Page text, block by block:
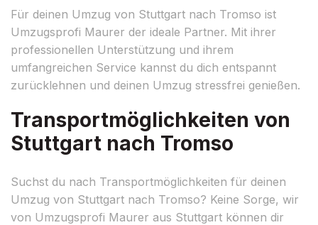
Für deinen Umzug von Stuttgart nach Tromso ist
Umzugsprofi Maurer der ideale Partner. Mit ihrer
professionellen Unterstützung und ihrem
umfangreichen Service kannst du dich entspannt
zurücklehnen und deinen Umzug stressfrei genießen.
Transportmöglichkeiten von
Stuttgart nach Tromso
Suchst du nach Transportmöglichkeiten für deinen
Umzug von Stuttgart nach Tromso? Keine Sorge, wir
von Umzugsprofi Maurer aus Stuttgart können dir